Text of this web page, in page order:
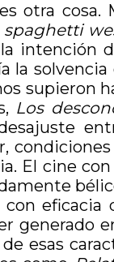
otra cosa.
spaghetti
intención
la
supieron
Los
El cine
eficacia
esas